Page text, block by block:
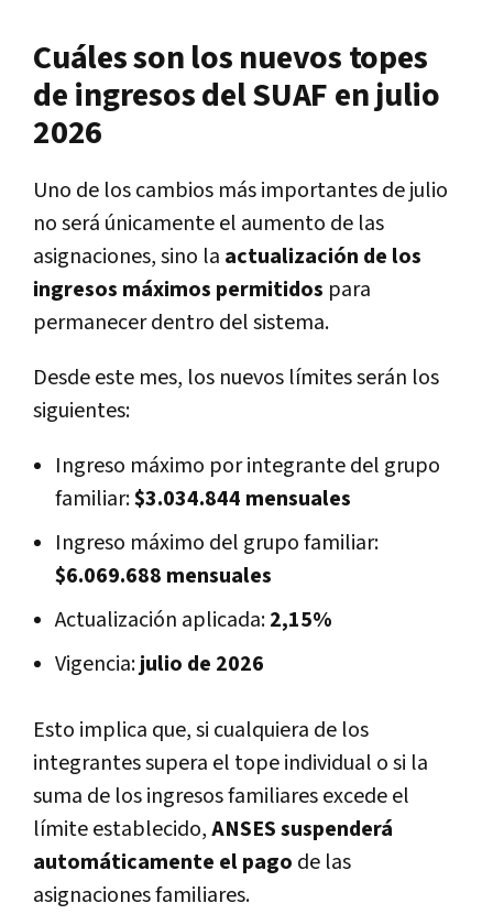
Cuáles son los nuevos topes
de ingresos del SUAF en julio
2026
Uno de los cambios más importantes de julio
no será únicamente el aumento de las
asignaciones, sino la actualización de los
ingresos máximos permitidos para
permanecer dentro del sistema.
Desde este mes, los nuevos límites serán los
siguientes:
Ingreso máximo por integrante del grupo
familiar:$3.034.844 mensuales
Ingreso máximo del grupo familiar:
$6.069.688 mensuales
Actualización aplicada:2,15%
Vigencia:julio de 2026
Esto implica que, si cualquiera de los
integrantes supera el tope individual o si la
suma de los ingresos familiares excede el
límite establecido,ANSES suspenderá
automáticamente el pago de las
asignaciones familiares.